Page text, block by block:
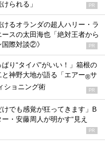
られる」
PR
るオランダの超人ハリー・ラ
スの太田海也「絶対王者から
際対談②》
PR
ぱり“タイパ”がいい！」箱根の
神野大地が語る「エアー®サ
ショニング術 PR
けでも感覚が狂ってきます」B
・安藤周人が明かす“見え
PR